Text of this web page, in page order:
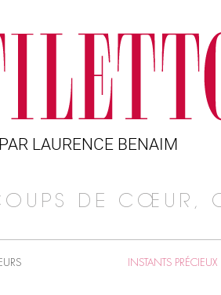
PAR LAURENCE BENAIM
DE CŒUR,
INSTANTS PRÉCIEUX